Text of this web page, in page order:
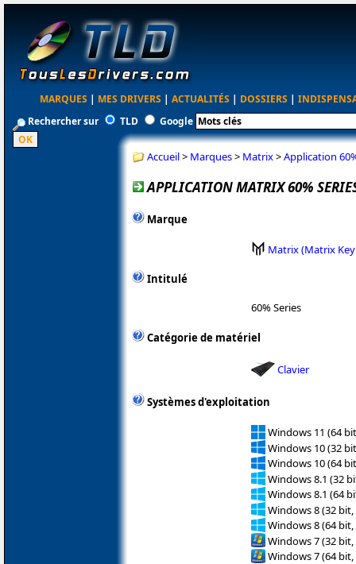
MARQUES | MES DRIVERS | ACTUALITÉS | DOSSIERS |
Rechercher sur
TLD Google
Accueil> Marques> Matrix>Application
APPLICATION MATRIX 60%
Marque
Matrix (Matrix
Intitulé
60% Series
Catégorie de matériel
Clavier
Systèmes d'exploitation
Windows 11 (64
Windows 10 (32
Windows 10 (64
Windows 8.1 (32
Windows 8.1 (64
Windows 8 (32 bit,
Windows 8 (64 bit,
Windows 7 (32 bit,
Windows 7 (64 bit,